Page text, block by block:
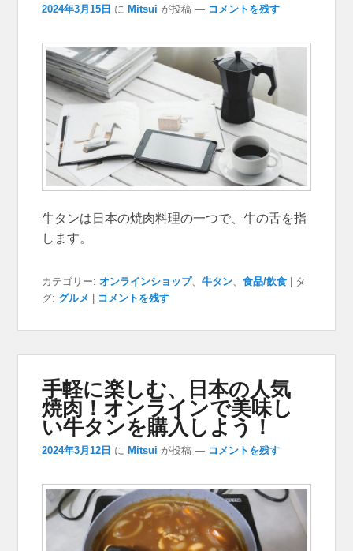
2024年3月15日 に Mitsui が投稿 — コメントを残す
牛タンは日本の焼肉料理の一つで、牛の舌を指
します。
カテゴリー: オンラインショップ、牛タン、食品/飲食
タ
グ: グルメ コメントを残す
手軽に楽しむ、日本の人気
焼肉！オンラインで美味し
い牛タンを購入しよう！
2024年3月12日 に Mitsui が投稿 — コメントを残す